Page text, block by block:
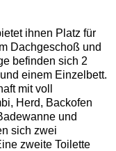
ihnen Platz für
Dachgeschoß und
befinden sich 2
einem Einzelbett.
mit voll
Herd, Backofen
und
sich zwei
zweite Toilette